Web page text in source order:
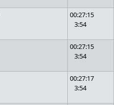
00:27:15
3:54
00:27:15
3:54
00:27:17
3:54